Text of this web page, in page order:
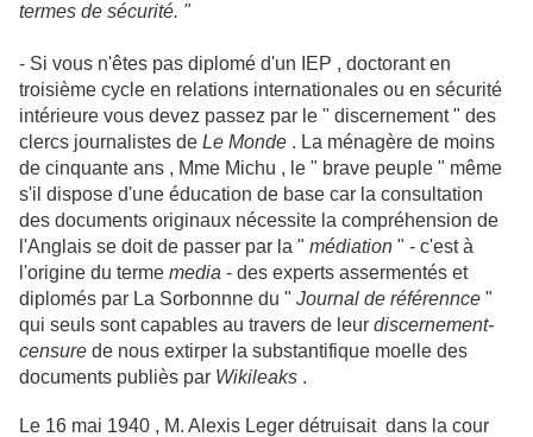
termes de sécurité. "
- Si vous n'êtes pas diplomé d'un IEP , doctorant en
troisième cycle en relations internationales ou en sécurité
intérieure vous devez passez par le " discernement " des
clercs journalistes de Le Monde . La ménagère de moins
de cinquante ans , Mme Michu , le " brave peuple " même
s'il dispose d'une éducation de base car la consultation
des documents originaux nécessite la compréhension de
l'Anglais se doit de passer par la " médiation " - c'est à
l'origine du terme media - des experts assermentés et
diplomés par La Sorbonnne du " Journal de référennce "
qui seuls sont capables au travers de leur discernement-
censure de nous extirper la substantifique moelle des
documents publiès par Wikileaks .
Le 16 mai 1940 , M. Alexis Leger détruisait dans la cour